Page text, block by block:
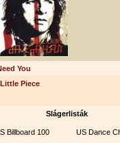
You
Piece
Slágerlisták
Billboard 100 US Dance